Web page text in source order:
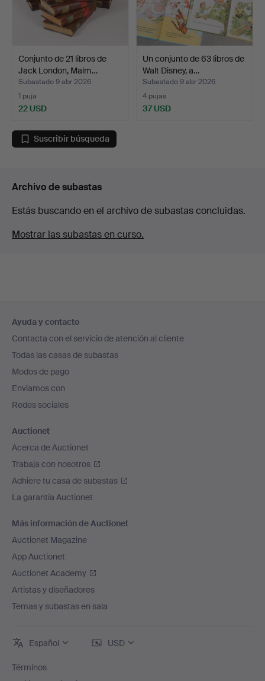
Conjunto de 21 libros de
Jack London, Malm…
Subastado 9 abr 2026
1 puja
22 USD
Un conjunto de 63 libros de
Walt Disney, a…
Subastado 9 abr 2026
4 pujas
37 USD
Suscribir búsqueda
Archivo de subastas
Estás buscando en el archivo de subastas concluidas.
Mostrar las subastas en curso.
en
el
pie
de
página
Ayuda y contacto
Contacta con el servicio de atención al cliente
Todas las casas de subastas
Modos de pago
Enviamos con
Redes sociales
Auctionet
Acerca de Auctionet
Trabaja con nosotros
Adhiere tu casa de subastas
La garantía Auctionet
Más información de Auctionet
Auctionet Magazine
App Auctionet
Auctionet Academy
Artistas y diseñadores
Temas y subastas en sala
Español USD
Términos